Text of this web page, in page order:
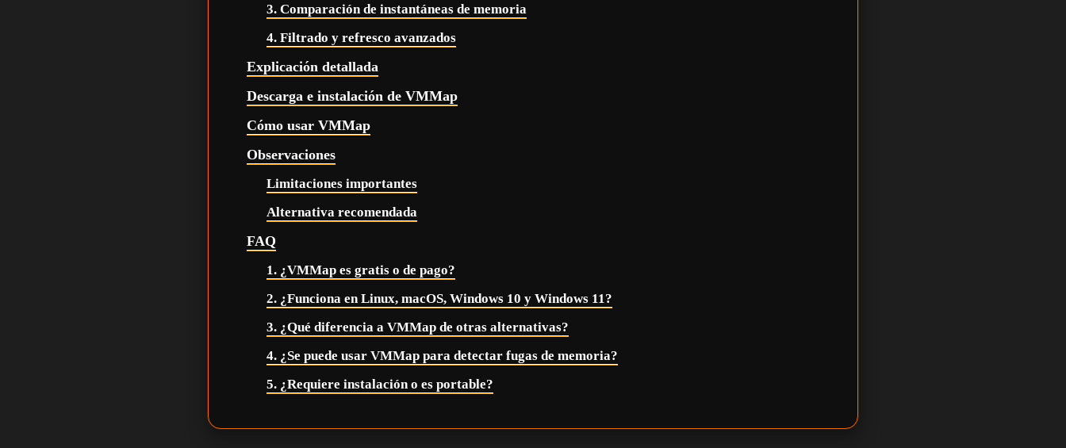
3. Comparación de instantáneas de memoria
4. Filtrado y refresco avanzados
Explicación detallada
Descarga e instalación de VMMap
Cómo usar VMMap
Observaciones
Limitaciones importantes
Alternativa recomendada
FAQ
1. ¿VMMap es gratis o de pago?
2. ¿Funciona en Linux, macOS, Windows 10 y Windows 11?
3. ¿Qué diferencia a VMMap de otras alternativas?
4. ¿Se puede usar VMMap para detectar fugas de memoria?
5. ¿Requiere instalación o es portable?